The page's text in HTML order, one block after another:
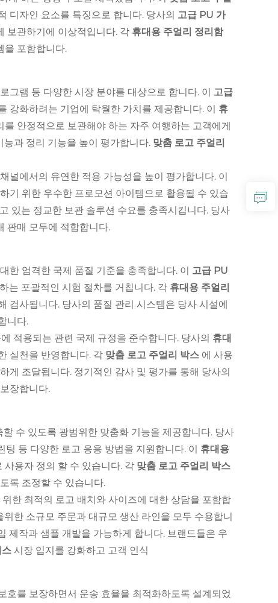
디자인 요소를 특징으로 합니다. 당사의 고급 PU 가
보관하기에 이상적입니다. 각 휴대용 주얼리 정리함
을 포함합니다.
그램 등 다양한 시장 분야를 대상으로 합니다. 이 고급
강화하려는 기업에 탁월한 가치를 제공합니다. 이 휴
안정적으로 보관해야 하는 자주 여행하는 고객에게
과 정리 기능을 높이 평가합니다. 맞춤 로고 주얼리
널에서의 유연한 적용 가능성을 높이 평가합니다. 이
기 위한 우수한 프로모션 아이템으로 활용될 수 있습
있는 정교한 보관 솔루션 수요를 충족시킵니다. 당사
판매 모두에 적합합니다.
한 엄격한 국제 품질 기준을 충족합니다. 이 고급 PU
는 포괄적인 시험 절차를 거칩니다. 각 휴대용 주얼리
검사됩니다. 당사의 품질 관리 시스템은 당사 시설에
니다.
적용되는 관련 국제 규정을 준수합니다. 당사의 휴대
실천을 반영합니다. 각 맞춤 로고 주얼리 박스 에 사용
게 조달됩니다. 정기적인 감사 및 평가를 통해 당사의
장합니다.
수 있도록 광범위한 맞춤화 기능을 제공합니다. 당사
등 다양한 로고 응용 방법을 지원합니다. 이 휴대용
용자 정의 할 수 있습니다. 각 맞춤 로고 주얼리 박스
록 조정할 수 있습니다.
한 최적의 로고 배치와 사이즈에 대한 상담을 포함합
한 소규모 주문과 대규모 생산 라인을 모두 수용합니
제작과 샘플 개발을 가능하게 합니다. 브랜드들은 우
시장 입지를 강화하고 고객 인식
호를 보장하면서 운송 효율을 최적화하도록 설계되었